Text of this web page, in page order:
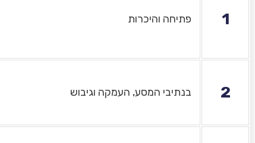
1 פתיחה והיכרות
2 בנתיבי המסע, העמקה וגיבוש